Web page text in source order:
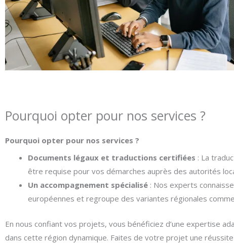
Pourquoi opter pour nos services ?
Pourquoi opter pour nos services ?
Documents légaux et traductions certifiées : La
être requise pour vos démarches auprès des autorités
Un accompagnement spécialisé : Nos experts
européennes et regroupe des variantes régionales
En nous confiant vos projets, vous bénéficiez d’une expertise
dans cette région dynamique. Faites de votre projet une réussite